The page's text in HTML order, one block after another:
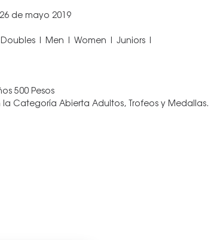
de mayo 2019
| Men | Women | Juniors |
500 Pesos
la Categoría Abierta Adultos, Trofeos y Medallas.